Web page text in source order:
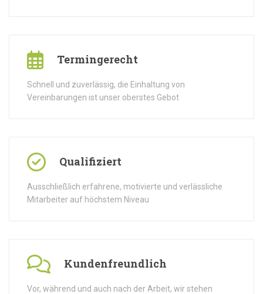
Termingerecht
Schnell und zuverlässig, die Einhaltung von
Vereinbarungen ist unser oberstes Gebot
Qualifiziert
Ausschließlich erfahrene, motivierte und verlässliche
Mitarbeiter auf höchstem Niveau
Kundenfreundlich
Vor, während und auch nach der Arbeit, wir stehen